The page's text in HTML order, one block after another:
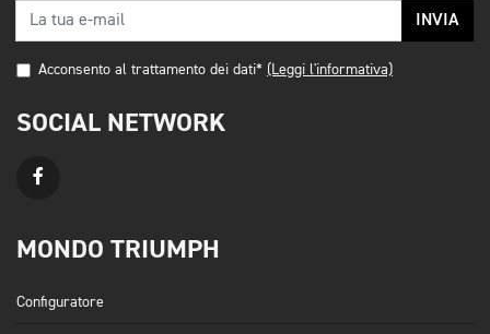
INVIA
Acconsento al trattamento dei dati* (Leggi l'informativa)
SOCIAL NETWORK
MONDO TRIUMPH
Configuratore